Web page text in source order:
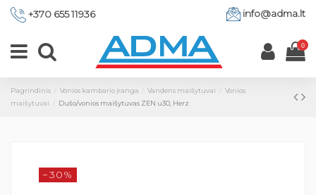
+370 655 11936 info@adma.lt
0
Pagrindinis Vonios kambario įranga Vandens maišytuvai
Vonios
maišytuvai
Dušo/vonios maišytuvas ZEN u30, Herz
−30%